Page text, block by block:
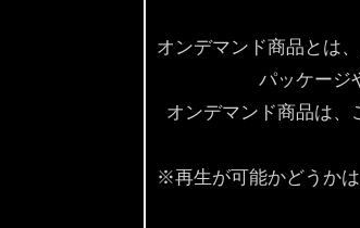
オンデマンド商品とは
パッケージ
オンデマンド商品は、
※再生が可能かどうか